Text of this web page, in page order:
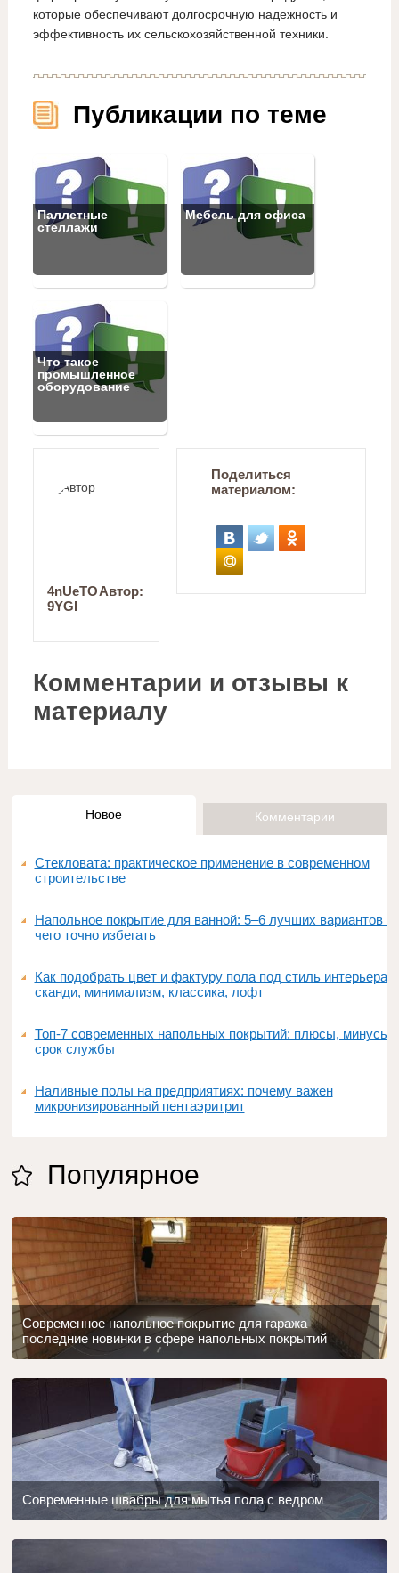
которые обеспечивают долгосрочную надежность и
эффективность их сельскохозяйственной техники.
Публикации по теме
Паллетные
стеллажи
Мебель для офиса
Что такое
промышленное
оборудование
Автор:
4nUeTO
9YGI
Поделиться
материалом:
Комментарии и отзывы к
материалу
Новое Комментарии
Стекловата: практическое применение в современном
строительстве
Напольное покрытие для ванной: 5–6 лучших вариантов и
чего точно избегать
Как подобрать цвет и фактуру пола под стиль интерьера:
сканди, минимализм, классика, лофт
Топ‑7 современных напольных покрытий: плюсы, минусы,
срок службы
Наливные полы на предприятиях: почему важен
микронизированный пентаэритрит
Популярное
Современное напольное покрытие для гаража —
последние новинки в сфере напольных покрытий
Современные швабры для мытья пола с ведром